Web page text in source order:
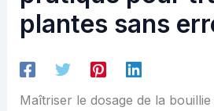
plantes sans
Maîtriser le dosage de la